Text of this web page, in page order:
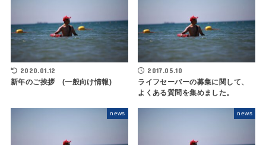
2020.01.12
新年のご挨拶 (一般向け情報)
2017.05.10
ライフセーバーの募集に関して、
よくある質問を集めました。
news news